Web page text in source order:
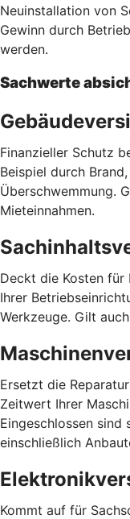
Neuinstallation von
Gewinn durch
werden.
Sachwerte
Finanzieller Schutz
Beispiel durch
Überschwemmung.
Mieteinnahmen.
Deckt die Kosten für
Ihrer
Werkzeuge. Gilt
Ersetzt die
Zeitwert Ihrer
Eingeschlossen sind
einschließlich
Kommt auf für